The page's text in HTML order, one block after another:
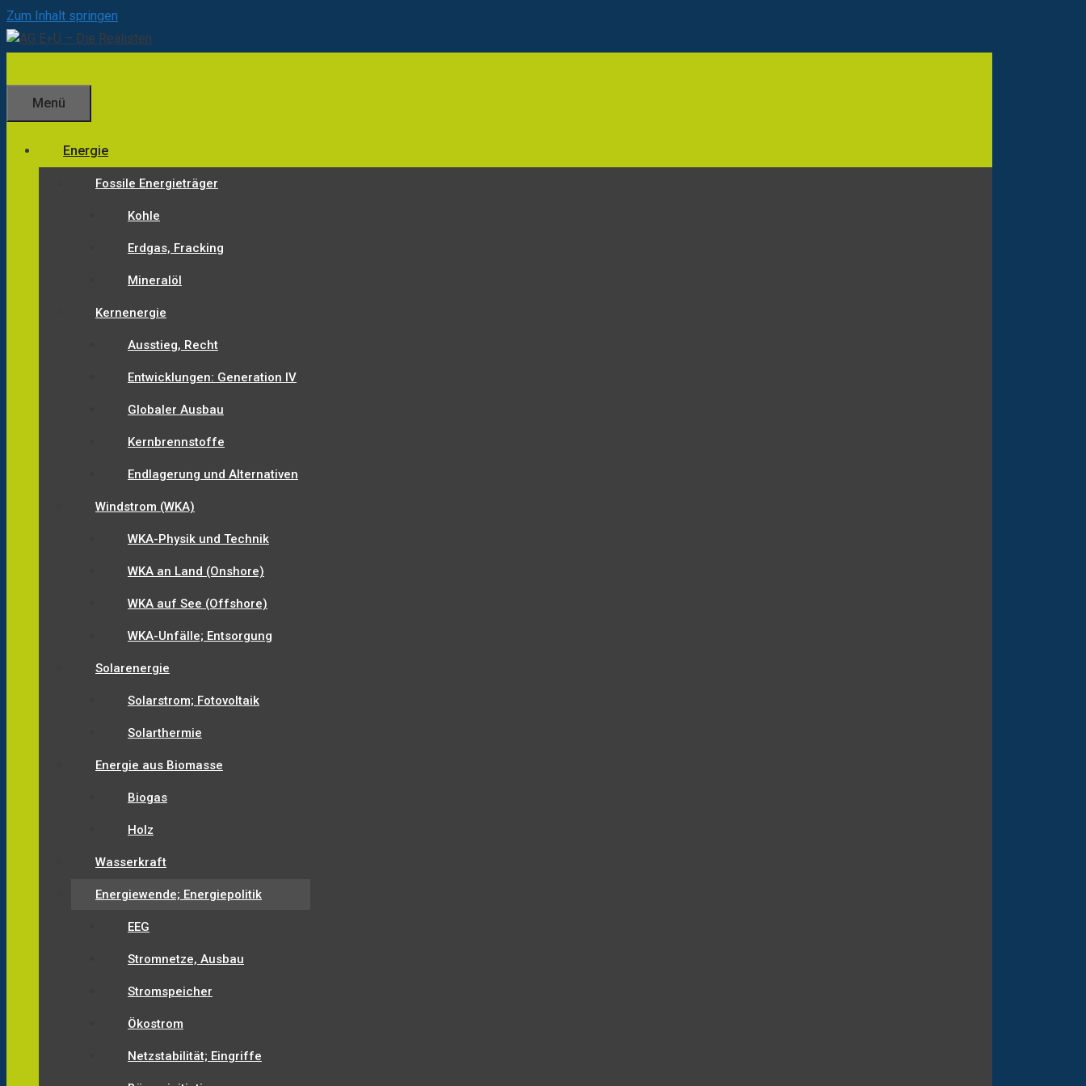
Zum Inhalt springen
Menü
Energie
Fossile Energieträger
Kohle
Erdgas, Fracking
Mineralöl
Kernenergie
Ausstieg, Recht
Entwicklungen: Generation IV
Globaler Ausbau
Kernbrennstoffe
Endlagerung und Alternativen
Windstrom (WKA)
WKA-Physik und Technik
WKA an Land (Onshore)
WKA auf See (Offshore)
WKA-Unfälle; Entsorgung
Solarenergie
Solarstrom; Fotovoltaik
Solarthermie
Energie aus Biomasse
Biogas
Holz
Wasserkraft
Energiewende; Energiepolitik
EEG
Stromnetze, Ausbau
Stromspeicher
Ökostrom
Netzstabilität; Eingriffe